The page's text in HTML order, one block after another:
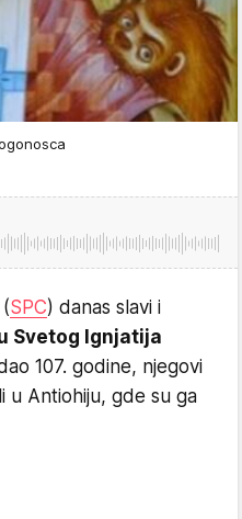
SPC) danas slavi i
Svetog Ignjatija
107. godine, njegovi
u Antiohiju, gde su ga